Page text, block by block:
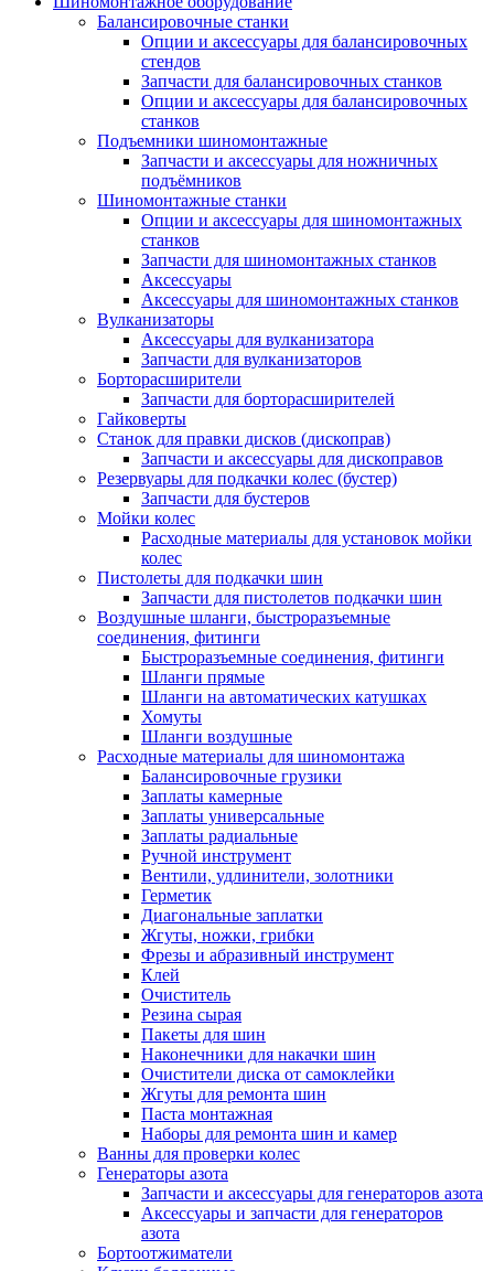
Балансировочные станки
Опции и аксессуары для балансировочных
стендов
Запчасти для балансировочных станков
Опции и аксессуары для балансировочных
станков
Подъемники шиномонтажные
Запчасти и аксессуары для ножничных
подъёмников
Шиномонтажные станки
Опции и аксессуары для шиномонтажных
станков
Запчасти для шиномонтажных станков
Аксессуары
Аксессуары для шиномонтажных станков
Вулканизаторы
Аксессуары для вулканизатора
Запчасти для вулканизаторов
Борторасширители
Запчасти для борторасширителей
Гайковерты
Станок для правки дисков (дископрав)
Запчасти и аксессуары для дископравов
Резервуары для подкачки колес (бустер)
Запчасти для бустеров
Мойки колес
Расходные материалы для установок мойки
колес
Пистолеты для подкачки шин
Запчасти для пистолетов подкачки шин
Воздушные шланги, быстроразъемные
соединения, фитинги
Быстроразъемные соединения, фитинги
Шланги прямые
Шланги на автоматических катушках
Хомуты
Шланги воздушные
Расходные материалы для шиномонтажа
Балансировочные грузики
Заплаты камерные
Заплаты универсальные
Заплаты радиальные
Ручной инструмент
Вентили, удлинители, золотники
Герметик
Диагональные заплатки
Жгуты, ножки, грибки
Фрезы и абразивный инструмент
Клей
Очиститель
Резина сырая
Пакеты для шин
Наконечники для накачки шин
Очистители диска от самоклейки
Жгуты для ремонта шин
Паста монтажная
Наборы для ремонта шин и камер
Ванны для проверки колес
Генераторы азота
Запчасти и аксессуары для генераторов азота
Аксессуары и запчасти для генераторов
азота
Бортоотжиматели